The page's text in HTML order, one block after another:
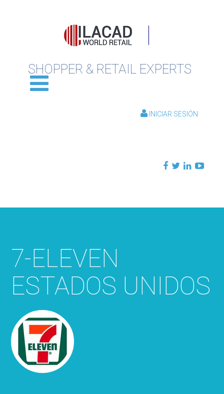
SHOPPER & RETAIL EXPERTS
INICIAR SESIÓN
7-ELEVEN
ESTADOS UNIDOS